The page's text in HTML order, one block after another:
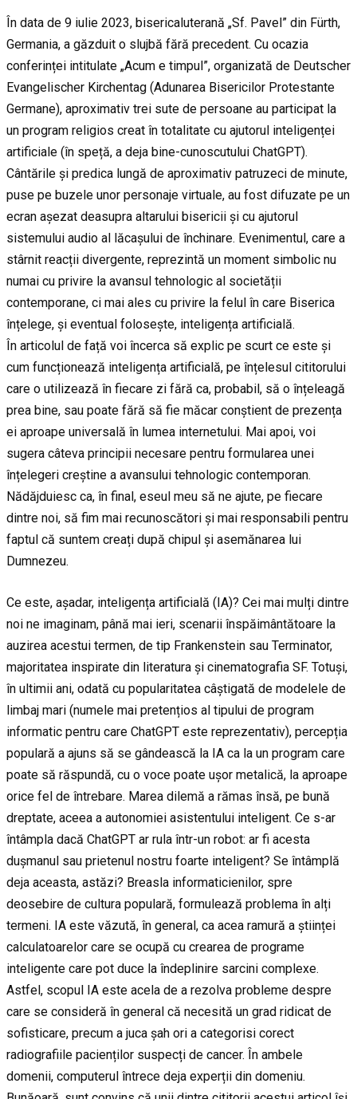
În data de 9 iulie 2023, bisericaluterană „Sf. Pavel” din Fürth,
Germania, a găzduit o slujbă fără precedent. Cu ocazia
conferinței intitulate „Acum e timpul”, organizată de Deutscher
Evangelischer Kirchentag (Adunarea Bisericilor Protestante
Germane), aproximativ trei sute de persoane au participat la
un program religios creat în totalitate cu ajutorul inteligenței
artificiale (în speță, a deja bine-cunoscutului ChatGPT).
Cântările și predica lungă de aproximativ patruzeci de minute,
puse pe buzele unor personaje virtuale, au fost difuzate pe un
ecran așezat deasupra altarului bisericii și cu ajutorul
sistemului audio al lăcașului de închinare. Evenimentul, care a
stârnit reacții divergente, reprezintă un moment simbolic nu
numai cu privire la avansul tehnologic al societății
contemporane, ci mai ales cu privire la felul în care Biserica
înțelege, și eventual folosește, inteligența artificială.
În articolul de față voi încerca să explic pe scurt ce este și
cum funcționează inteligența artificială, pe înțelesul cititorului
care o utilizează în fiecare zi fără ca, probabil, să o înțeleagă
prea bine, sau poate fără să fie măcar conștient de prezența
ei aproape universală în lumea internetului. Mai apoi, voi
sugera câteva principii necesare pentru formularea unei
înțelegeri creștine a avansului tehnologic contemporan.
Nădăjduiesc ca, în final, eseul meu să ne ajute, pe fiecare
dintre noi, să fim mai recunoscători și mai responsabili pentru
faptul că suntem creați după chipul și asemănarea lui
Dumnezeu.
Ce este, așadar, inteligența artificială (IA)? Cei mai mulți dintre
noi ne imaginam, până mai ieri, scenarii înspăimântătoare la
auzirea acestui termen, de tip Frankenstein sau Terminator,
majoritatea inspirate din literatura și cinematografia SF. Totuși,
în ultimii ani, odată cu popularitatea câștigată de modelele de
limbaj mari (numele mai pretențios al tipului de program
informatic pentru care ChatGPT este reprezentativ), percepția
populară a ajuns să se gândească la IA ca la un program care
poate să răspundă, cu o voce poate ușor metalică, la aproape
orice fel de întrebare. Marea dilemă a rămas însă, pe bună
dreptate, aceea a autonomiei asistentului inteligent. Ce s-ar
întâmpla dacă ChatGPT ar rula într-un robot: ar fi acesta
dușmanul sau prietenul nostru foarte inteligent? Se întâmplă
deja aceasta, astăzi? Breasla informaticienilor, spre
deosebire de cultura populară, formulează problema în alți
termeni. IA este văzută, în general, ca acea ramură a științei
calculatoarelor care se ocupă cu crearea de programe
inteligente care pot duce la îndeplinire sarcini complexe.
Astfel, scopul IA este acela de a rezolva probleme despre
care se consideră în general că necesită un grad ridicat de
sofisticare, precum a juca șah ori a categorisi corect
radiografiile pacienților suspecți de cancer. În ambele
domenii, computerul întrece deja experții din domeniu.